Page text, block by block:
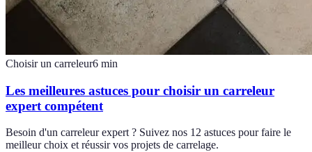
Choisir un carreleur6 min
Les meilleures astuces pour choisir un carreleur
expert compétent
Besoin d'un carreleur expert ? Suivez nos 12 astuces pour faire le
meilleur choix et réussir vos projets de carrelage.